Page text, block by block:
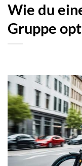
Wie du
Gruppe